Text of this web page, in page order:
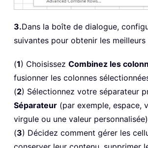
3.Dans la boîte de dialogue,
suivantes pour obtenir les
(1) Choisissez Combinez les
fusionner les colonnes
(2) Sélectionnez votre séparateur
Séparateur (par exemple, espace,
virgule ou une valeur
(3) Décidez comment gérer les